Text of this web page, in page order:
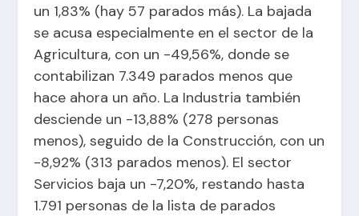
un 1,83% (hay 57 parados más). La bajada
se acusa especialmente en el sector de la
Agricultura, con un -49,56%, donde se
contabilizan 7.349 parados menos que
hace ahora un año. La Industria también
desciende un -13,88% (278 personas
menos), seguido de la Construcción, con un
-8,92% (313 parados menos). El sector
Servicios baja un -7,20%, restando hasta
1.791 personas de la lista de parados